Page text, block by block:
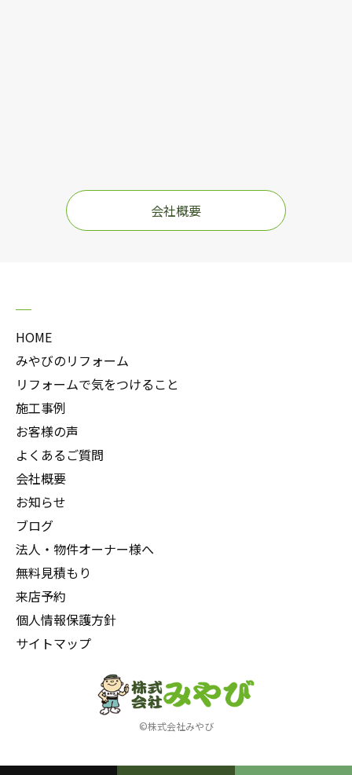
会社概要
HOME
みやびのリフォーム
リフォームで気をつけること
施工事例
お客様の声
よくあるご質問
会社概要
お知らせ
ブログ
法人・物件オーナー様へ
無料見積もり
来店予約
個人情報保護方針
サイトマップ
©株式会社みやび